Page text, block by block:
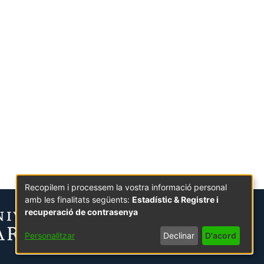
Recopilem i processem la vostra informació personal
amb les finalitats següents: Estadístic & Registre i
recuperació de contrasenya
Personalitzar Declinar D'acord